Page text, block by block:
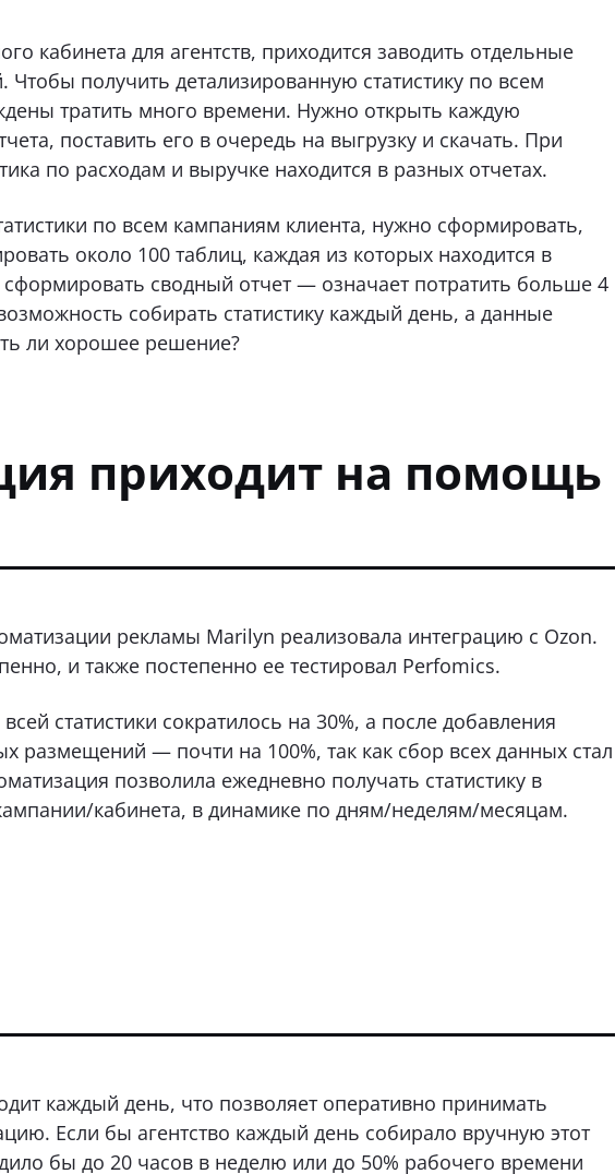
кабинета для агентств, приходится заводить отдельные
Чтобы получить детализированную статистику по всем
тратить много времени. Нужно открыть каждую
поставить его в очередь на выгрузку и скачать. При
по расходам и выручке находится в разных отчетах.
по всем кампаниям клиента, нужно сформировать,
около 100 таблиц, каждая из которых находится в
сводный отчет — означает потратить больше 4
собирать статистику каждый день, а данные
ли хорошее решение?
приходит на помощь
рекламы Marilyn реализовала интеграцию с Ozon.
и также постепенно ее тестировал Perfomics.
статистики сократилось на 30%, а после добавления
размещений — почти на 100%, так как сбор всех данных стал
позволила ежедневно получать статистику в
кабинета, в динамике по дням/неделям/месяцам.
каждый день, что позволяет оперативно принимать
Если бы агентство каждый день собирало вручную этот
бы до 20 часов в неделю или до 50% рабочего времени